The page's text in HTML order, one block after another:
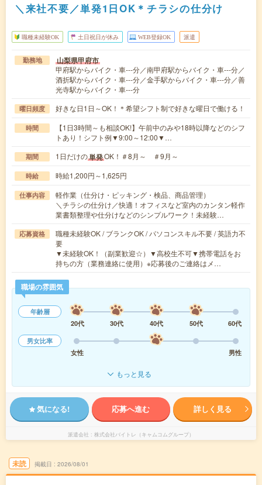
＼来社不要／単発1日OK＊チラシの仕分け
職種未経験OK 土日祝日が休み WEB登録OK 派遣
勤務地 山梨県甲府市
甲府駅からバイク・車---分／南甲府駅からバイク・車---分／
酒折駅からバイク・車---分／金手駅からバイク・車---分／善
光寺駅からバイク・車---分
曜日頻度 好きな日1日～OK！＊希望シフト制で好きな曜日で働ける！
時間
【1日3時間～も相談OK!】午前中のみや18時以降などのシフ
トあり！シフト例▼9:00～12:00▼…
期間 1日だけの単発OK！＃8月～ ＃9月～
時給 時給1,200円～1,625円
仕事内容
軽作業（仕分け・ピッキング・検品、商品管理）
＼チラシの仕分け／快適！オフィスなど室内のカンタン軽作
業書類整理や仕分けなどのシンプルワーク！未経験…
応募資格
職種未経験OK / ブランクOK / パソコンスキル不要 / 英語力不
要
▼未経験OK！（副業歓迎☆）▼高校生不可▼携帯電話をお
持ちの方（業務連絡に使用）※応募後のご連絡はメ…
職場の雰囲気
年齢層
20代
30代 40代 50代
60代
男女比率
女性
男性
もっと見る
気になる! 応募へ進む 詳しく見る
派遣会社 株式会社バイトレ（キャムコムグループ）
未読 掲載日 2026/08/01